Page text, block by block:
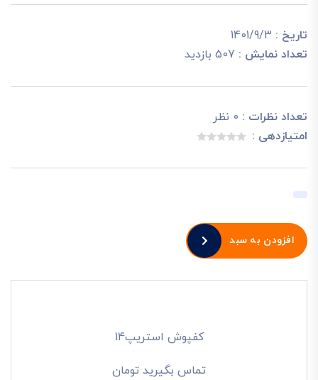
تاریخ : 1401/9/3
تعداد نمایش : 507 بازدید
تعداد نظرات : 0 نظر
امتیازدهی :
افزودن به سبد
کفپوش استریپ14
تماس بگیرید تومان